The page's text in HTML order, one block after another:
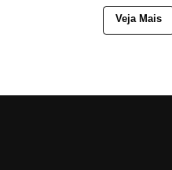
Veja Mais